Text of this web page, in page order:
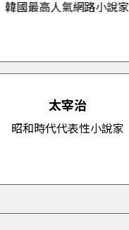
韓國最高人氣網路小說家
太宰治
昭和時代代表性小說家